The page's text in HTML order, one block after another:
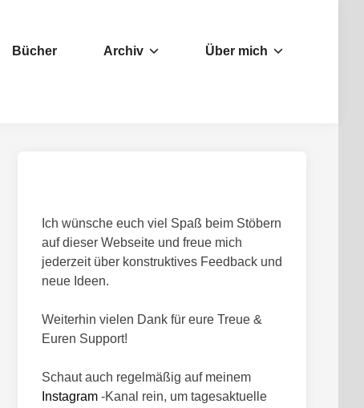
Bücher Archiv Über mich
Ich wünsche euch viel Spaß beim Stöbern
auf dieser Webseite und freue mich
jederzeit über konstruktives Feedback und
neue Ideen.
Weiterhin vielen Dank für eure Treue &
Euren Support!
Schaut auch regelmäßig auf meinem
Instagram -Kanal rein, um tagesaktuelle